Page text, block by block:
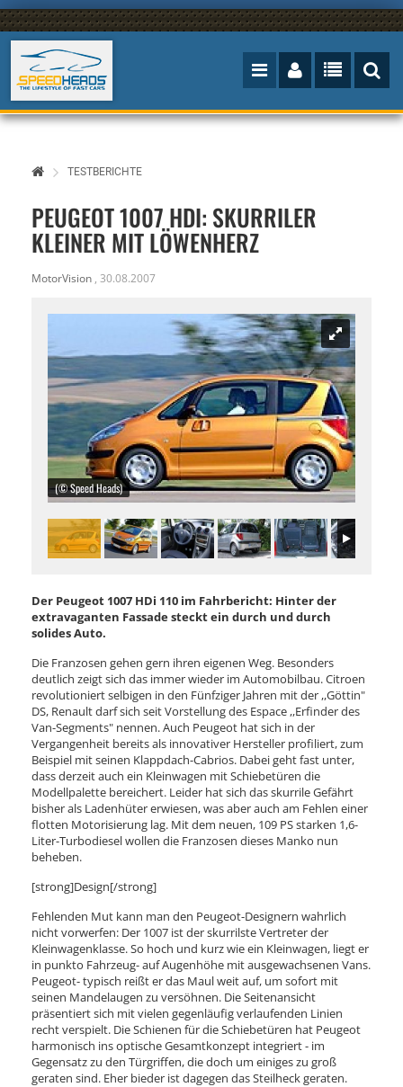
TESTBERICHTE
PEUGEOT 1007 HDI: SKURRILER
KLEINER MIT LÖWENHERZ
MotorVision , 30.08.2007
(© Speed Heads)
Der Peugeot 1007 HDi 110 im Fahrbericht: Hinter der
extravaganten Fassade steckt ein durch und durch
solides Auto.
Die Franzosen gehen gern ihren eigenen Weg. Besonders
deutlich zeigt sich das immer wieder im Automobilbau. Citroen
revolutioniert selbigen in den Fünfziger Jahren mit der ,,Göttin"
DS, Renault darf sich seit Vorstellung des Espace ,,Erfinder des
Van-Segments" nennen. Auch Peugeot hat sich in der
Vergangenheit bereits als innovativer Hersteller profiliert, zum
Beispiel mit seinen Klappdach-Cabrios. Dabei geht fast unter,
dass derzeit auch ein Kleinwagen mit Schiebetüren die
Modellpalette bereichert. Leider hat sich das skurrile Gefährt
bisher als Ladenhüter erwiesen, was aber auch am Fehlen einer
flotten Motorisierung lag. Mit dem neuen, 109 PS starken 1,6-
Liter-Turbodiesel wollen die Franzosen dieses Manko nun
beheben.
[strong]Design[/strong]
Fehlenden Mut kann man den Peugeot-Designern wahrlich
nicht vorwerfen: Der 1007 ist der skurrilste Vertreter der
Kleinwagenklasse. So hoch und kurz wie ein Kleinwagen, liegt er
in punkto Fahrzeug- auf Augenhöhe mit ausgewachsenen Vans.
Peugeot- typisch reißt er das Maul weit auf, um sofort mit
seinen Mandelaugen zu versöhnen. Die Seitenansicht
präsentiert sich mit vielen gegenläufig verlaufenden Linien
recht verspielt. Die Schienen für die Schiebetüren hat Peugeot
harmonisch ins optische Gesamtkonzept integriert - im
Gegensatz zu den Türgriffen, die doch um einiges zu groß
geraten sind. Eher bieder ist dagegen das Steilheck geraten.